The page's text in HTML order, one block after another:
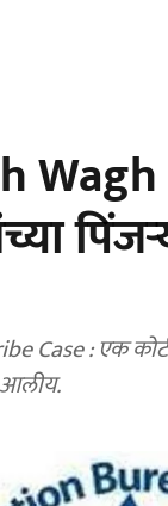
: एक कोटी